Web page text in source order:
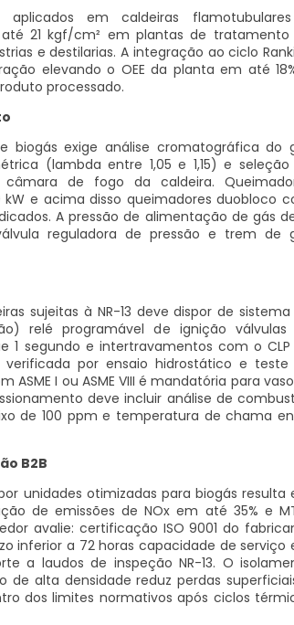
em caldeiras
21 kgf/cm² em plantas de tratamento
e destilarias. A integração ao ciclo
elevando o OEE da planta em até
processado.
biogás exige análise cromatográfica do
(lambda entre 1,05 e 1,15) e seleção
de fogo da caldeira.
e acima disso queimadores duobloco
A pressão de alimentação de gás
reguladora de pressão e trem de
sujeitas à NR-13 deve dispor de
relé programável de ignição válvulas
segundo e intertravamentos com o CLP
por ensaio hidrostático e teste
I ou ASME VIII é mandatória para
deve incluir análise de
de 100 ppm e temperatura de chama
B2B
unidades otimizadas para biogás resulta
de emissões de NOx em até 35% e
avalie: certificação ISO 9001 do
inferior a 72 horas capacidade de serviço
a laudos de inspeção NR-13. O
alta densidade reduz perdas
dos limites normativos após ciclos